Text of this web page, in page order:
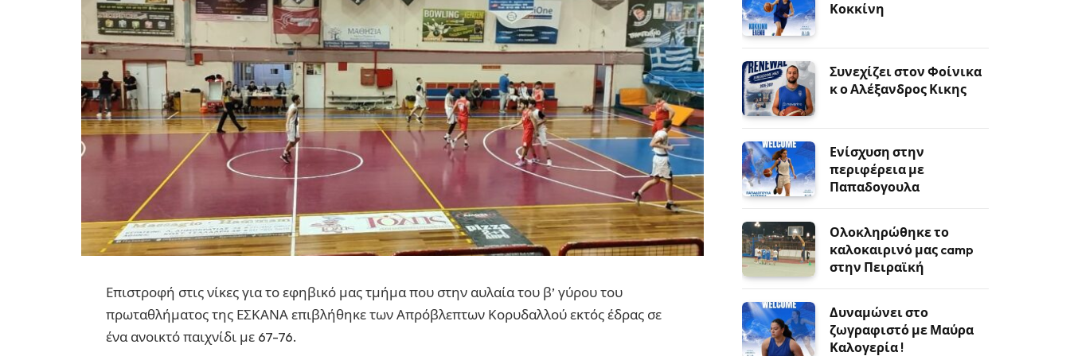
Επιστροφή στις νίκες για το εφηβικό μας τμήμα που στην αυλαία του β’ γύρου του
πρωταθλήματος της ΕΣΚΑΝΑ επιβλήθηκε των Απρόβλεπτων Κορυδαλλού εκτός έδρας σε
ένα ανοικτό παιχνίδι με 67-76.
Κοκκίνη
Συνεχίζει στον Φοίνικα
κ ο Αλέξανδρος Κικης
Ενίσχυση στην
περιφέρεια με
Παπαδογουλα
Ολοκληρώθηκε το
καλοκαιρινό μας camp
στην Πειραϊκή
Δυναμώνει στο
ζωγραφιστό με Μαύρα
Καλογερία !